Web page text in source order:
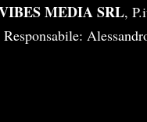
MEDIA SRL,